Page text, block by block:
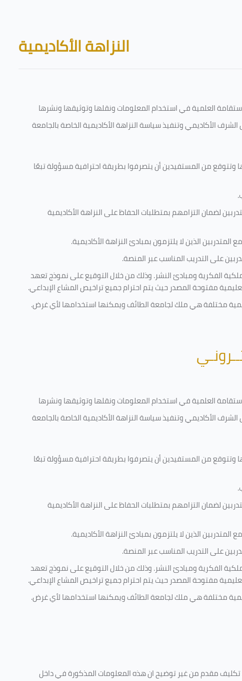
Blocks
النزاهة الأكاديمية
العلمية في استخدام المعلومات ونقلها وتوثيقها ونشرها
الأكاديمي وتنفيذ سياسة النزاهة الأكاديمية الخاصة بالجامعة
وتتوقع من المستفيدين أن يتصرفوا بطريقة احترافية مسؤولة تبعًا
لضمان التزامهم بمتطلبات الحفاظ على النزاهة الأكاديمية
الذين لا يلتزمون بمبادئ النزاهة الأكاديمية.
على التدريب المناسب عبر المنصة.
الفكرية ومبادئ النشر. وذلك من خلال التوقيع على نموذج تعهد
مفتوحة المصدر حيث يتم احترام جميع تراخيص المشاع الإبداعي.
مختلفة هي ملك لجامعة الطائف ويمكنها استخدامها لأي غرض.
العلمية في استخدام المعلومات ونقلها وتوثيقها ونشرها
الأكاديمي وتنفيذ سياسة النزاهة الأكاديمية الخاصة بالجامعة
وتتوقع من المستفيدين أن يتصرفوا بطريقة احترافية مسؤولة تبعًا
لضمان التزامهم بمتطلبات الحفاظ على النزاهة الأكاديمية
الذين لا يلتزمون بمبادئ النزاهة الأكاديمية.
على التدريب المناسب عبر المنصة.
الفكرية ومبادئ النشر. وذلك من خلال التوقيع على نموذج تعهد
مفتوحة المصدر حيث يتم احترام جميع تراخيص المشاع الإبداعي.
مختلفة هي ملك لجامعة الطائف ويمكنها استخدامها لأي غرض.
تكليف مقدم من غير توضيح ان هذه المعلومات المذكورة في داخل